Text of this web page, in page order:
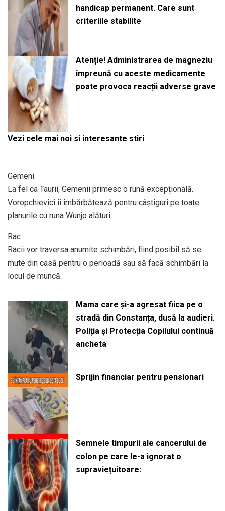
handicap permanent. Care sunt
criteriile stabilite
Atenție! Administrarea de magneziu
împreună cu aceste medicamente
poate provoca reacții adverse grave
Vezi cele mai noi si interesante stiri
Gemeni
La fel ca Taurii, Gemenii primesc o rună excepțională.
Voropchievici îi îmbărbătează pentru câștiguri pe toate
planurile cu runa Wunjo alături.
Rac
Racii vor traversa anumite schimbări, fiind posibil să se
mute din casă pentru o perioadă sau să facă schimbări la
locul de muncă.
Mama care și-a agresat fiica pe o
stradă din Constanța, dusă la audieri.
Poliția și Protecția Copilului continuă
ancheta
Sprijin financiar pentru pensionari
Semnele timpurii ale cancerului de
colon pe care le-a ignorat o
supraviețuitoare: